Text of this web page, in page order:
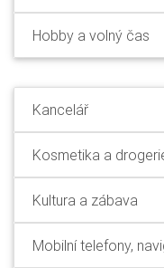
Hobby a volný čas
Kancelář
Kosmetika a
Kultura a zábava
Mobilní telefony,